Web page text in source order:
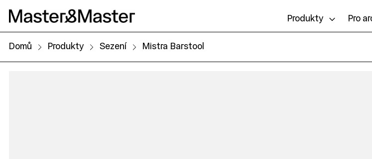
Produkty Pro
Domů Produkty Sezení Mistra Barstool